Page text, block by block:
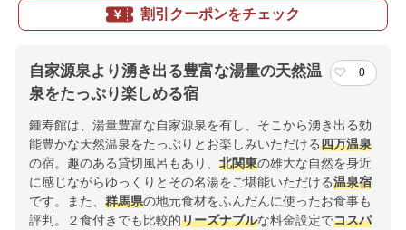
割引クーポンをチェック
自家源泉より湧き出る豊富な湯量の天然温
泉をたっぷり楽しめる宿
0
鍾寿館は、湯量豊富な自家源泉を有し、そこから湧き出る効
能豊かな天然温泉をたっぷりとお楽しみいただける四万温泉
の宿。趣のある貸切風呂もあり、 北関東の雄大な自然を身近
に感じながらゆっくりとその名湯をご堪能いただける温泉宿
です。また、 群馬県の地元食材をふんだんに使ったお食事も
評判。２食付きでも比較的リーズナブルな料金設定でコスパ